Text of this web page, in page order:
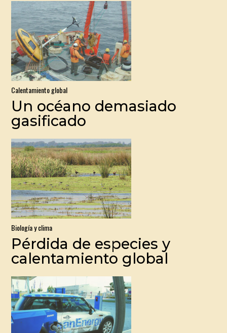
Calentamiento global
Un océano demasiado
gasificado
Biología y clima
Pérdida de especies y
calentamiento global